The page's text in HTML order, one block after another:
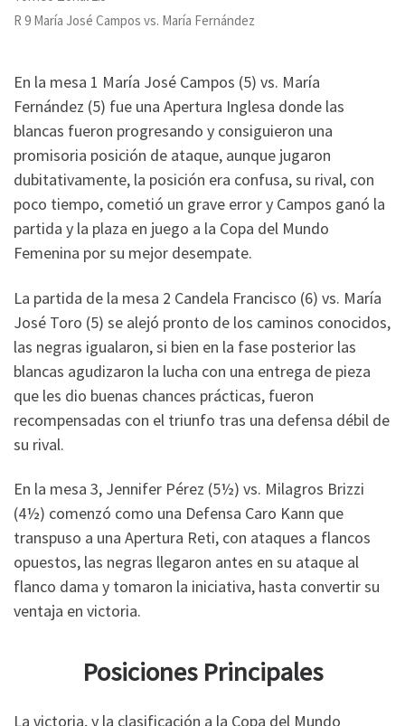
R 9 María José Campos vs. María Fernández
En la mesa 1 María José Campos (5) vs. María
Fernández (5) fue una Apertura Inglesa donde las
blancas fueron progresando y consiguieron una
promisoria posición de ataque, aunque jugaron
dubitativamente, la posición era confusa, su rival, con
poco tiempo, cometió un grave error y Campos ganó la
partida y la plaza en juego a la Copa del Mundo
Femenina por su mejor desempate.
La partida de la mesa 2 Candela Francisco (6) vs. María
José Toro (5) se alejó pronto de los caminos conocidos,
las negras igualaron, si bien en la fase posterior las
blancas agudizaron la lucha con una entrega de pieza
que les dio buenas chances prácticas, fueron
recompensadas con el triunfo tras una defensa débil de
su rival.
En la mesa 3, Jennifer Pérez (5½) vs. Milagros Brizzi
(4½) comenzó como una Defensa Caro Kann que
transpuso a una Apertura Reti, con ataques a flancos
opuestos, las negras llegaron antes en su ataque al
flanco dama y tomaron la iniciativa, hasta convertir su
ventaja en victoria.
Posiciones Principales
La victoria, y la clasificación a la Copa del Mundo